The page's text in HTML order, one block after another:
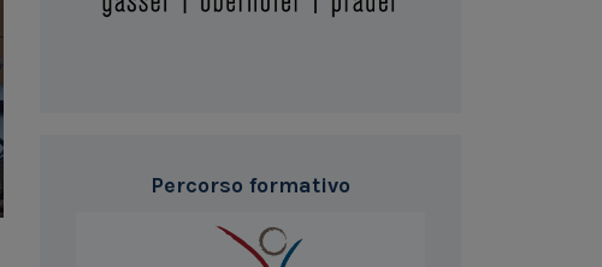
Percorso formativo